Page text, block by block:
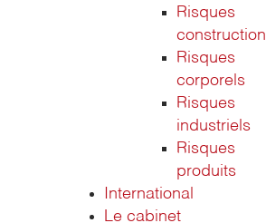
Risques
construction
Risques
corporels
Risques
industriels
Risques
produits
International
Le cabinet